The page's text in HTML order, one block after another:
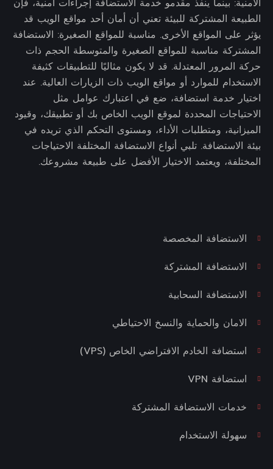
الأمنية: بينما ينفذ مقدمو خدمة الاستضافة إجراءات أمنية، فإن
الطبيعة المشتركة للبيئة تعني أن أمان أحد مواقع الويب قد
يؤثر على المواقع الأخرى. مناسبة للمواقع الصغيرة: الاستضافة
المشتركة مناسبة للمواقع الصغيرة والمتوسطة الحجم ذات
حركة المرور المعتدلة. قد لا يكون مثاليًا للتطبيقات كثيفة
الاستخدام للموارد أو مواقع الويب ذات الزيارات العالية. عند
اختيار خدمة استضافة، ضع في اعتبارك عوامل مثل
الاحتياجات المحددة لموقع الويب الخاص بك أو تطبيقك، وقيود
الميزانية، ومتطلبات الأداء، ومستوى التحكم الذي تريده في
بيئة الاستضافة. تلبي أنواع الاستضافة المختلفة الاحتياجات
المختلفة، ويعتمد الاختيار الأفضل على طبيعة مشروعك.
الاستضافة المخصصة
الاستضافة المشتركة
الاستضافة السحابية
الامان والحماية والنسخ الاحتياطي
استضافة الخادم الافتراضي الخاص (VPS)
استضافة VPN
خدمات الاستضافة المشتركة
سهولة الاستخدام